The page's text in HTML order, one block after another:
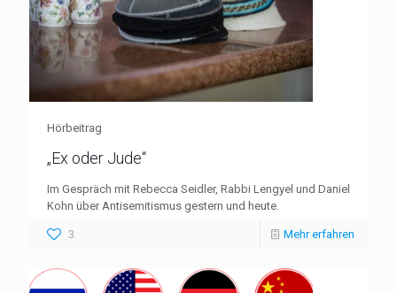
Hörbeitrag
„Ex oder Jude“
Im Gespräch mit Rebecca Seidler, Rabbi Lengyel und Daniel
Kohn über Antisemitismus gestern und heute.
3 Mehr erfahren